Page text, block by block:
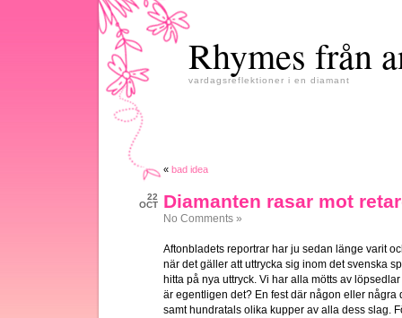
Rhymes från
vardagsreflektioner i en diamant
« bad idea
22
OCT
Diamanten rasar mot
No Comments »
Aftonbladets reportrar har ju sedan länge varit
när det gäller att uttrycka sig inom det svenska
hitta på nya uttryck. Vi har alla mötts av
är egentligen det? En fest där någon eller några
samt hundratals olika kupper av alla dess slag.